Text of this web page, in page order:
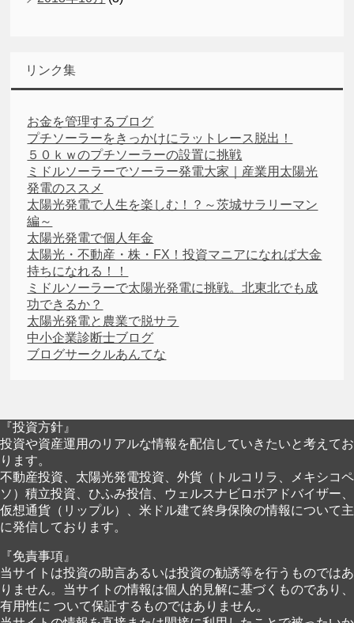
リンク集
お金を管理するブログ
プチソーラーをきっかけにラットレース脱出！
５０ｋｗのプチソーラーの設置に挑戦
ミドルソーラーでソーラー発電大家｜産業用太陽光
発電のススメ
太陽光発電で人生を楽しむ！？～茨城サラリーマン
編～
太陽光発電で個人年金
太陽光・不動産・株・FX！投資マニアになれば大金
持ちになれる！！
ミドルソーラーで太陽光発電に挑戦。北東北でも成
功できるか？
太陽光発電と農業で脱サラ
中小企業診断士ブログ
ブログサークルあんてな
『投資方針』
投資や資産運用のリアルな情報を配信していきたいと考えてお
ります。
不動産投資、太陽光発電投資、外貨（トルコリラ、メキシコペ
ソ）積立投資、ひふみ投信、ウェルスナビロボアドバイザー、
仮想通貨（リップル）、米ドル建て終身保険の情報について主
に発信しております。
『免責事項』
当サイトは投資の助言あるいは投資の勧誘等を行うものではあ
りません。当サイトの情報は個人的見解に基づくものであり、
有用性に ついて保証するものではありません。